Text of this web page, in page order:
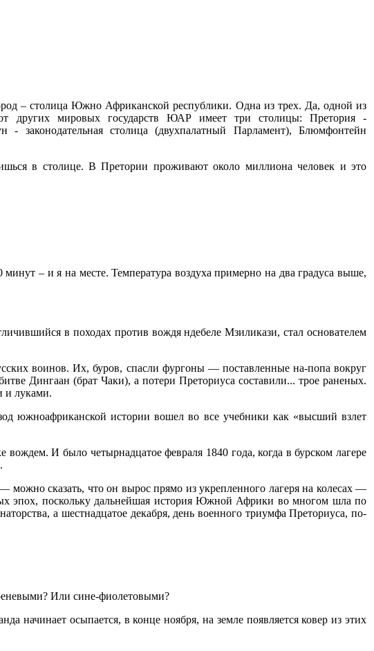
– столица Южно Африканской республики. Одна из трех. Да, одной из
других мировых государств ЮАР имеет три столицы: Претория -
- законодательная столица (двухпалатный Парламент), Блюмфонтейн
в столице. В Претории проживают около миллиона человек и это
– и я на месте. Температура воздуха примерно на два градуса выше,
в походах против вождя ндебеле Мзиликази, стал основателем
воинов. Их, буров, спасли фургоны — поставленные на-попа вокруг
Дингаан (брат Чаки), а потери Преториуса составили... трое раненых.
и луками.
южноафриканской истории вошел во все учебники как «высший взлет
И было четырнадцатое февраля 1840 года, когда в бурском лагере
сказать, что он вырос прямо из укрепленного лагеря на колесах —
эпох, поскольку дальнейшая история Южной Африки во многом шла по
а шестнадцатое декабря, день военного триумфа Преториуса, по-
Или сине-фиолетовыми?
начинает осыпается, в конце ноября, на земле появляется ковер из этих